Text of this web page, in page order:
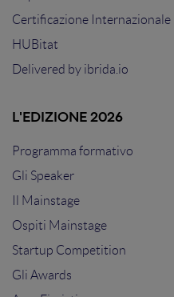
Certificazione Internazionale
HUBitat
Delivered by ibrida.io
L'EDIZIONE 2026
Programma formativo
Gli Speaker
Il Mainstage
Ospiti Mainstage
Startup Competition
Gli Awards